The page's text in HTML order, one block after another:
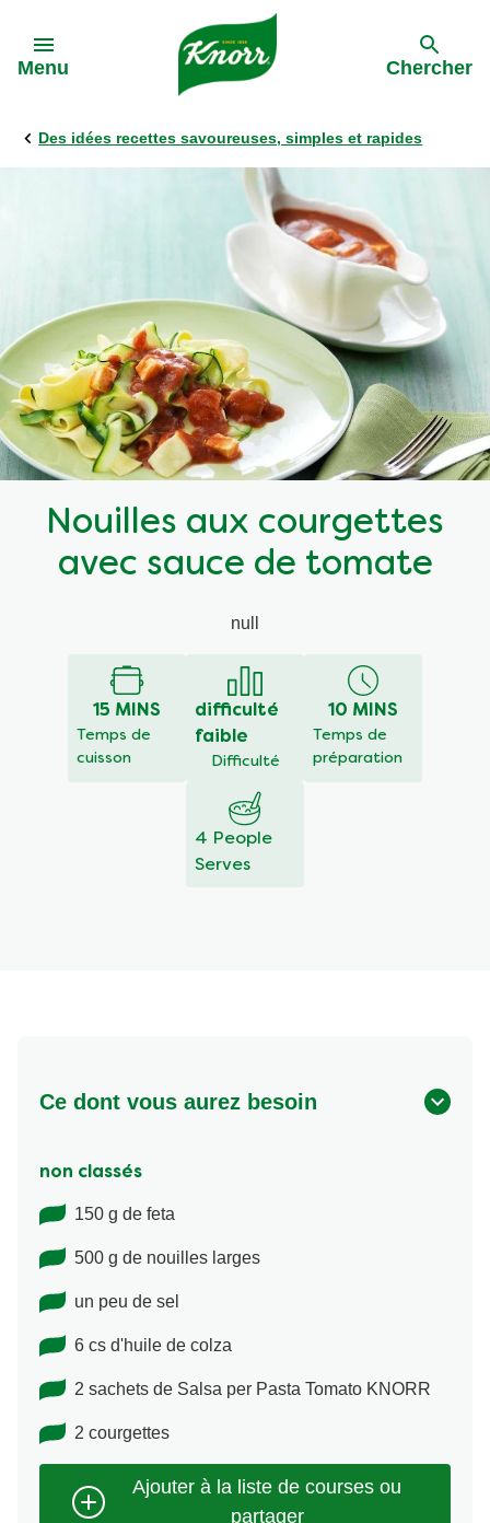
Menu Chercher
Des idées recettes savoureuses, simples et rapides
Nouilles aux courgettes
avec sauce de tomate
null
15 MINS
Temps de
cuisson
difficulté
faible
Difficulté
10 MINS
Temps de
préparation
4 People
Serves
Ce dont vous aurez besoin
non classés
150 g de feta
500 g de nouilles larges
un peu de sel
6 cs d'huile de colza
2 sachets de Salsa per Pasta Tomato KNORR
2 courgettes